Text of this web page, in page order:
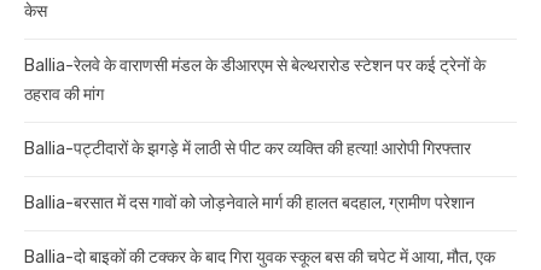
केस
Ballia-रेलवे के वाराणसी मंडल के डीआरएम से बेल्थरारोड स्टेशन पर कई ट्रेनों के
ठहराव की मांग
Ballia-पट्टीदारों के झगड़े में लाठी से पीट कर व्यक्ति की हत्या! आरोपी गिरफ्तार
Ballia-बरसात में दस गावों को जोड़नेवाले मार्ग की हालत बदहाल, ग्रामीण परेशान
Ballia-दो बाइकों की टक्कर के बाद गिरा युवक स्कूल बस की चपेट में आया, मौत, एक